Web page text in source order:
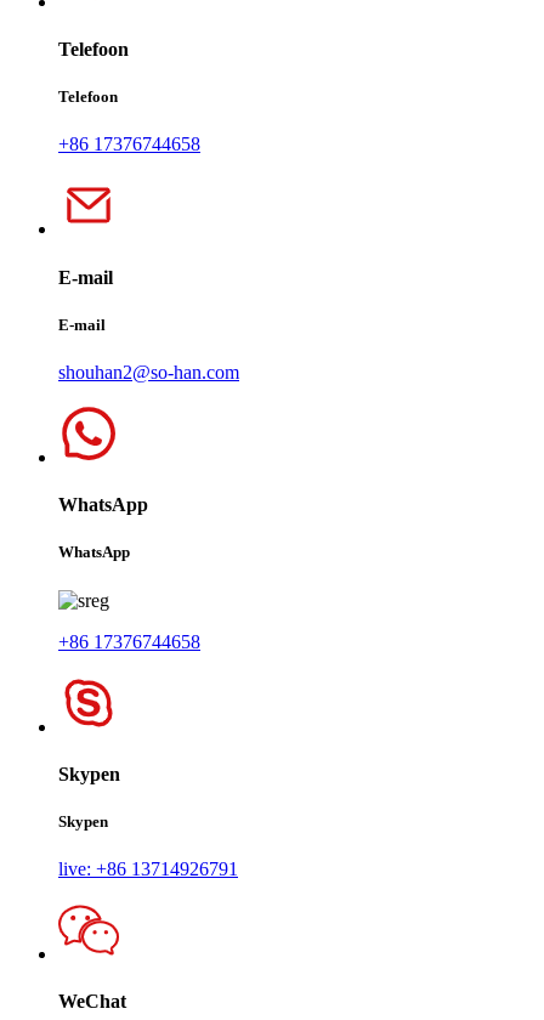
Telefoon
Telefoon
+86 17376744658
E-mail
E-mail
shouhan2@so-han.com
WhatsApp
WhatsApp
+86 17376744658
Skypen
Skypen
live: +86 13714926791
WeChat